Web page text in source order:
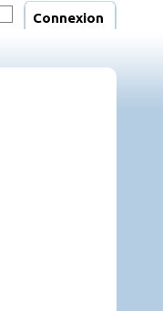
Connexion